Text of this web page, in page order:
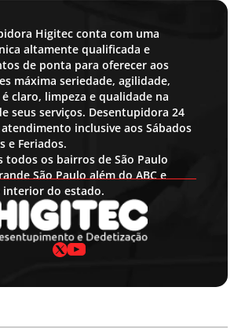
Higitec conta com uma
altamente qualificada e
de ponta para oferecer aos
máxima seriedade, agilidade,
claro, limpeza e qualidade na
seus serviços. Desentupidora 24
inclusive aos Sábados
e Feriados.
todos os bairros de São Paulo
São Paulo além do ABC e
interior do estado.